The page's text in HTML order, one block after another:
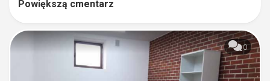
Powiększą cmentarz
0